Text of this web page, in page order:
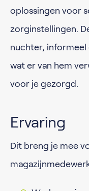
oplossingen voor
zorginstellingen.
nuchter, informeel
wat er van hem
voor je gezorgd.
Ervaring
Dit breng je mee